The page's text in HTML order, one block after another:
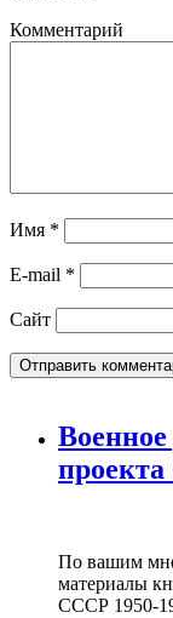
Комментарий
Имя *
E-mail *
Сайт
По вашим
материалы
СССР 1950-